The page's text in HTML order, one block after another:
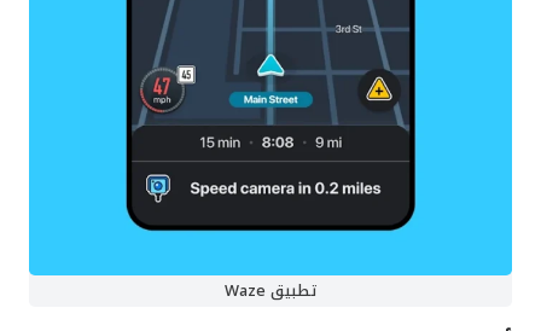
تطبيق Waze